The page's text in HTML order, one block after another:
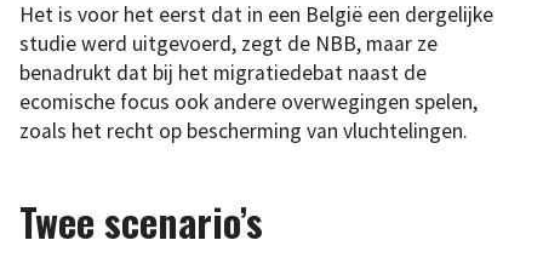
Het is voor het eerst dat in een België een dergelijke
studie werd uitgevoerd, zegt de NBB, maar ze
benadrukt dat bij het migratiedebat naast de
ecomische focus ook andere overwegingen spelen,
zoals het recht op bescherming van vluchtelingen.
Twee scenario’s